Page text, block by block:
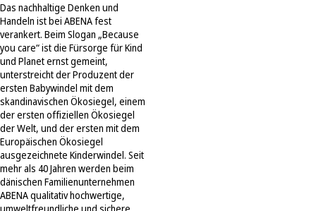
Das nachhaltige Denken und
Handeln ist bei ABENA fest
verankert. Beim Slogan „Because
you care“ ist die Fürsorge für Kind
und Planet ernst gemeint,
unterstreicht der Produzent der
ersten Babywindel mit dem
skandinavischen Ökosiegel, einem
der ersten offiziellen Ökosiegel
der Welt, und der ersten mit dem
Europäischen Ökosiegel
ausgezeichnete Kinderwindel. Seit
mehr als 40 Jahren werden beim
dänischen Familienunternehmen
ABENA qualitativ hochwertige,